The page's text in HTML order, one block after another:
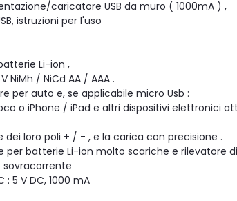
caricatore USB da muro ( 1000mA ) ,
istruzioni per l'uso
Li-ion ,
NiMh / NiCd AA / AAA .
per auto e, se applicabile micro Usb :
o iPhone / iPad e altri dispositivi elettronici
loro poli + / - , e la carica con precisione .
per batterie Li-ion molto scariche e rilevatore
5 V DC, 1000 mA